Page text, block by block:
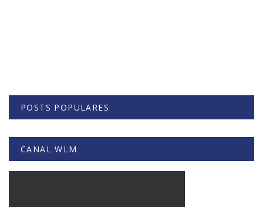
POSTS POPULARES
CANAL WLM